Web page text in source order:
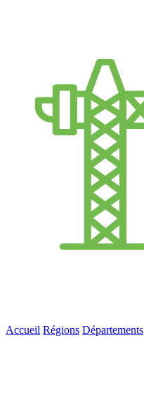
Accueil Régions Départements